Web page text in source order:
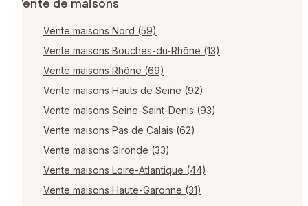
Vente de maisons
Vente maisons Nord (59)
Vente maisons Bouches-du-Rhône (13)
Vente maisons Rhône (69)
Vente maisons Hauts de Seine (92)
Vente maisons Seine-Saint-Denis (93)
Vente maisons Pas de Calais (62)
Vente maisons Gironde (33)
Vente maisons Loire-Atlantique (44)
Vente maisons Haute-Garonne (31)